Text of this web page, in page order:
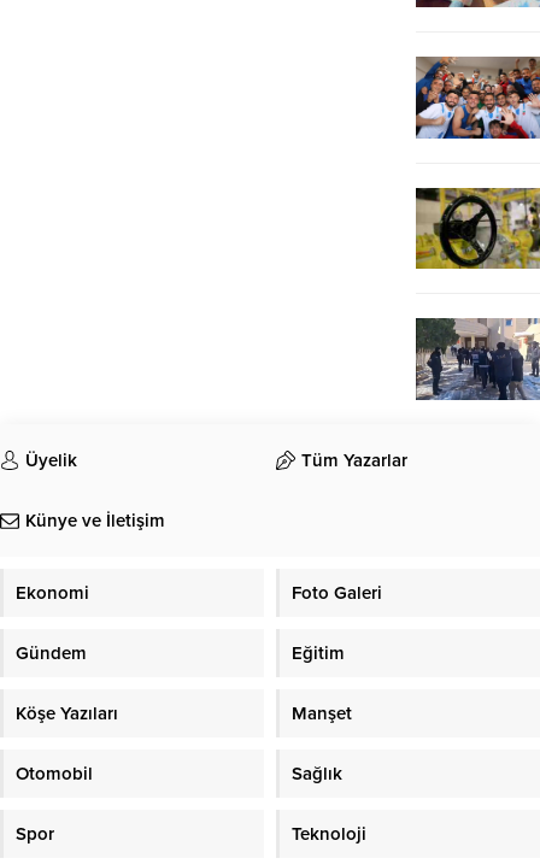
Üyelik Tüm Yazarlar
Künye ve İletişim
Ekonomi Foto Galeri
Gündem Eğitim
Köşe Yazıları Manşet
Otomobil Sağlık
Spor Teknoloji